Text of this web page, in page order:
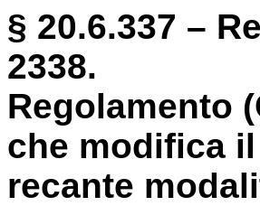
§ 20.6.337 –
2338.
Regolamento
che modifica il
recante